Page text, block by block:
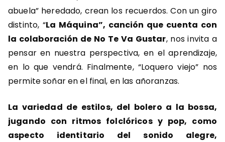
abuela” heredado, crean los recuerdos. Con un giro
distinto, “La Máquina”, canción que cuenta con
la colaboración de No Te Va Gustar, nos invita a
pensar en nuestra perspectiva, en el aprendizaje,
en lo que vendrá. Finalmente, “Loquero viejo” nos
permite soñar en el final, en las añoranzas.
La variedad de estilos, del bolero a la bossa,
jugando con ritmos folclóricos y pop, como
aspecto identitario del sonido alegre,